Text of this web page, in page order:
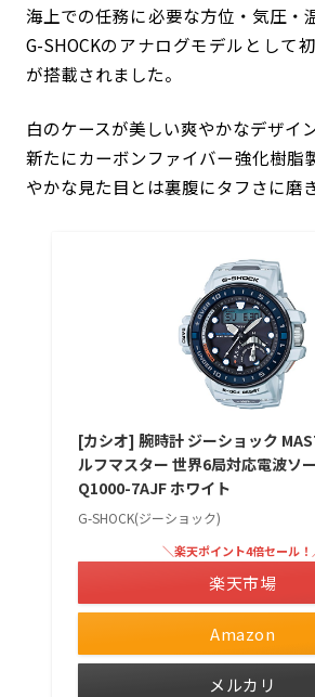
海上での任務に必要な方位・気圧・
G-SHOCKのアナログモデルとして
が搭載されました。
白のケースが美しい爽やかなデザイ
新たにカーボンファイバー強化樹脂
やかな見た目とは裏腹にタフさに磨
[カシオ] 腕時計 ジーショック
ルフマスター 世界6局対応電波ソ
Q1000-7AJF ホワイト
G-SHOCK(ジーショック)
Amazon
＼楽天ポイント4倍セール！
楽天市場
メルカリ